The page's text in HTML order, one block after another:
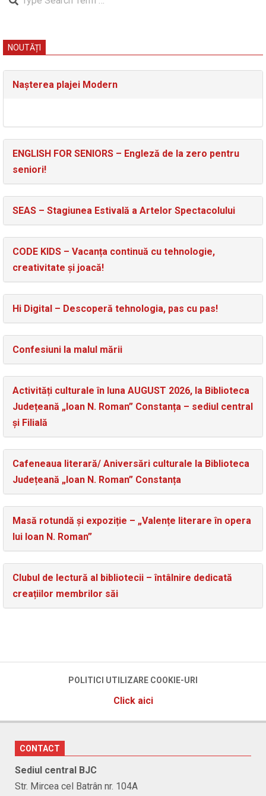
NOUTĂȚI
Nașterea plajei Modern
ENGLISH FOR SENIORS – Engleză de la zero pentru
seniori!
SEAS – Stagiunea Estivală a Artelor Spectacolului
CODE KIDS – Vacanța continuă cu tehnologie,
creativitate și joacă!
Hi Digital – Descoperă tehnologia, pas cu pas!
Confesiuni la malul mării
Activități culturale în luna AUGUST 2026, la Biblioteca
Județeană „Ioan N. Roman” Constanța – sediul central
și Filială
Cafeneaua literară/ Aniversări culturale la Biblioteca
Județeană „Ioan N. Roman” Constanța
Masă rotundă și expoziție – „Valențe literare în opera
lui Ioan N. Roman”
Clubul de lectură al bibliotecii – întâlnire dedicată
creațiilor membrilor săi
POLITICI UTILIZARE COOKIE-URI
Click aici
CONTACT
Sediul central BJC
Str. Mircea cel Batrân nr. 104A